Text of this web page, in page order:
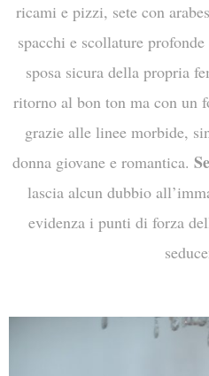
ricami e pizzi, sete con
spacchi e scollature
sposa sicura della propria
ritorno al bon ton ma con un
grazie alle linee morbide,
donna giovane e romantica.
lascia alcun dubbio
evidenza i punti di forza